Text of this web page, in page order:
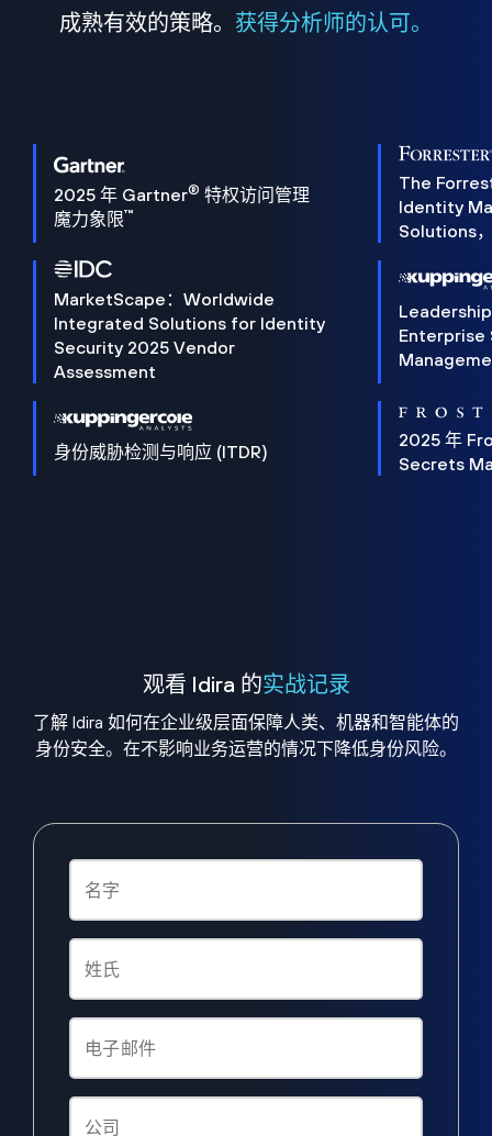
成熟有效的策略。 获得分析师的认可。
2025 年 Gartner® 特权访问管理
魔力象限™
The
Identity
Solutions
MarketScape：Worldwide
Integrated Solutions for Identity
Security 2025 Vendor
Assessment
Enterprise
身份威胁检测与响应 (ITDR)
2025 年
Secrets
观看 Idira 的实战记录
了解 Idira 如何在企业级层面保障人类、机器和智能体的
身份安全。在不影响业务运营的情况下降低身份风险。